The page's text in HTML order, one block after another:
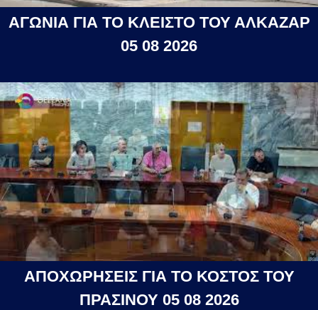
ΑΓΩΝΙΑ ΓΙΑ ΤΟ ΚΛΕΙΣΤΟ ΤΟΥ ΑΛΚΑΖΑΡ
05 08 2026
ΑΠΟΧΩΡΗΣΕΙΣ ΓΙΑ ΤΟ ΚΟΣΤΟΣ ΤΟΥ
ΠΡΑΣΙΝΟΥ 05 08 2026